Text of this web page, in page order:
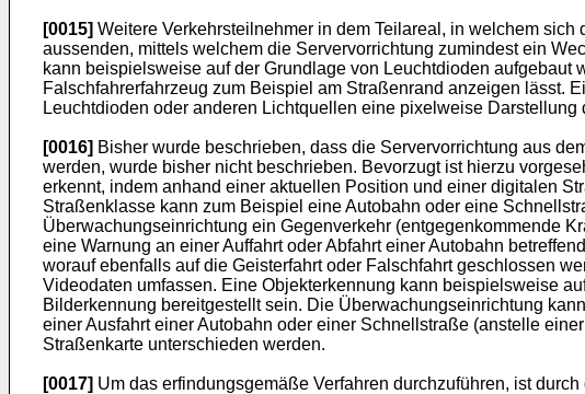
[0015] Weitere Verkehrsteilnehmer in dem Teilareal, in welchem
aussenden, mittels welchem die Servervorrichtung zumindest ein
kann beispielsweise auf der Grundlage von Leuchtdioden
Falschfahrerfahrzeug zum Beispiel am Straßenrand anzeigen lässt.
Leuchtdioden oder anderen Lichtquellen eine pixelweise Darstellung
[0016] Bisher wurde beschrieben, dass die Servervorrichtung aus
werden, wurde bisher nicht beschrieben. Bevorzugt ist hierzu
erkennt, indem anhand einer aktuellen Position und einer digitalen
Straßenklasse kann zum Beispiel eine Autobahn oder eine
Überwachungseinrichtung ein Gegenverkehr (entgegenkommende
eine Warnung an einer Auffahrt oder Abfahrt einer Autobahn
worauf ebenfalls auf die Geisterfahrt oder Falschfahrt geschlossen
Videodaten umfassen. Eine Objekterkennung kann beispielsweise
Bilderkennung bereitgestellt sein. Die Überwachungseinrichtung
einer Ausfahrt einer Autobahn oder einer Schnellstraße (anstelle
Straßenkarte unterschieden werden.
[0017] Um das erfindungsgemäße Verfahren durchzuführen, ist